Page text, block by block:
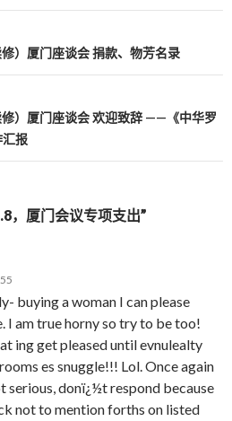
）厦门座谈会 捐款、物芳名录
）厦门座谈会 欢迎致辞 ——《中华罗
汇报
，厦门会议专项支出”
buying a woman I can please
I am true horny so try to be too!
ing get pleased until evnulealty
es snuggle!!! Lol. Once again
serious, donï¿½t respond because
not to mention forths on listed